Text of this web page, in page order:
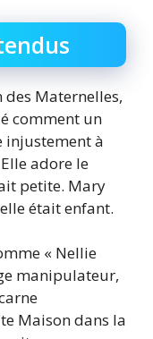
des Maternelles,
comment un
injustement à
adore le
petite. Mary
était enfant.
« Nellie
manipulateur,
Maison dans la